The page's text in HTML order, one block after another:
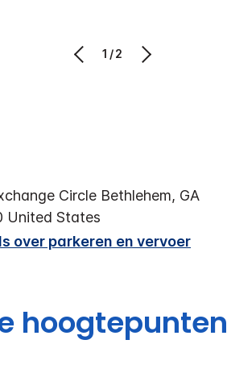
1/2
Circle Bethlehem, GA
United States
over parkeren en vervoer
hoogtepunten